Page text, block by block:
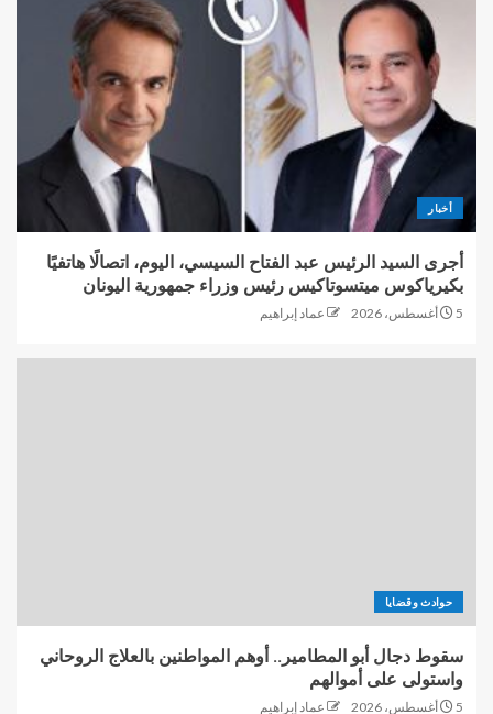
أخبار
أجرى السيد الرئيس عبد الفتاح السيسي، اليوم، اتصالًا هاتفيًا
بكيرياكوس ميتسوتاكيس رئيس وزراء جمهورية اليونان
5 أغسطس، 2026 عماد إبراهيم
حوادث وقضايا
سقوط دجال أبو المطامير.. أوهم المواطنين بالعلاج الروحاني
واستولى على أموالهم
5 أغسطس، 2026 عماد إبراهيم